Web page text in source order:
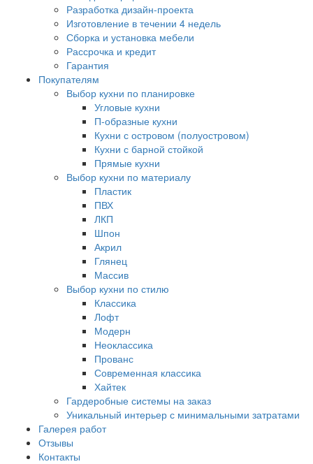
Разработка дизайн-проекта
Изготовление в течении 4 недель
Сборка и установка мебели
Рассрочка и кредит
Гарантия
Покупателям
Выбор кухни по планировке
Угловые кухни
П-образные кухни
Кухни с островом (полуостровом)
Кухни с барной стойкой
Прямые кухни
Выбор кухни по материалу
Пластик
ПВХ
ЛКП
Шпон
Акрил
Глянец
Массив
Выбор кухни по стилю
Классика
Лофт
Модерн
Неоклассика
Прованс
Современная классика
Хайтек
Гардеробные системы на заказ
Уникальный интерьер с минимальными затратами
Галерея работ
Отзывы
Контакты